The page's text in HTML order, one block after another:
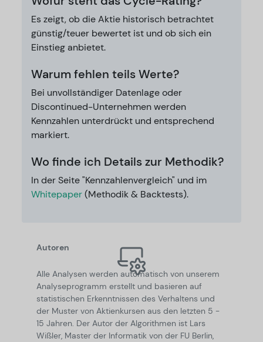
Es zeigt, ob die Aktie historisch betrachtet
günstig/teuer bewertet ist und ob sich ein
Einstieg anbietet.
Warum fehlen teils Werte?
Bei unvollständiger Datenlage oder
Discontinued-Unternehmen werden
Kennzahlen unterdrückt und entsprechend
markiert.
Wo finde ich Details zur Methodik?
In der Seite "Kennzahlenvergleich" und im
Whitepaper(Methodik & Backtests).
Autoren
Alle Analysen werden automatisch von unserem
Analyseprogramm erstellt und basieren auf
statistischen Erkenntnissen des Verhaltens und
der Muster von Aktienkursen aus den letzten 5 -
15 Jahren. Der Autor der Algorithmen ist Lars
Wißler, Master der Informatik von der FU Berlin,